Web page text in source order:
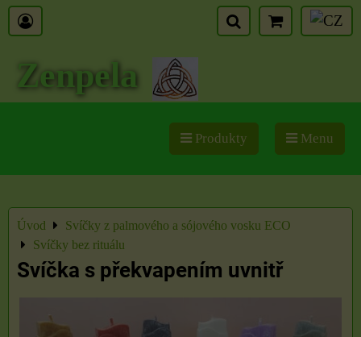
Zenpela
Produkty Menu
Úvod
Svíčky z palmového a sójového vosku ECO
Svíčky bez rituálu
Svíčka s překvapením uvnitř